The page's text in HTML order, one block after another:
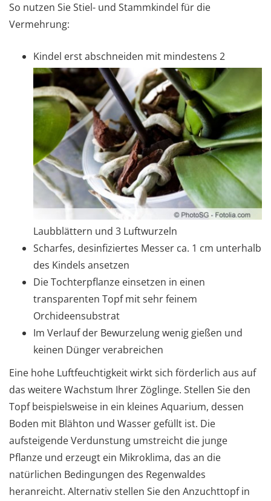
So nutzen Sie Stiel- und Stammkindel für die
Vermehrung:
Kindel erst abschneiden mit mindestens 2
Laubblättern und 3 Luftwurzeln
Scharfes, desinfiziertes Messer ca. 1 cm unterhalb
des Kindels ansetzen
Die Tochterpflanze einsetzen in einen
transparenten Topf mit sehr feinem
Orchideensubstrat
Im Verlauf der Bewurzelung wenig gießen und
keinen Dünger verabreichen
Eine hohe Luftfeuchtigkeit wirkt sich förderlich aus auf
das weitere Wachstum Ihrer Zöglinge. Stellen Sie den
Topf beispielsweise in ein kleines Aquarium, dessen
Boden mit Blähton und Wasser gefüllt ist. Die
aufsteigende Verdunstung umstreicht die junge
Pflanze und erzeugt ein Mikroklima, das an die
natürlichen Bedingungen des Regenwaldes
heranreicht. Alternativ stellen Sie den Anzuchttopf in